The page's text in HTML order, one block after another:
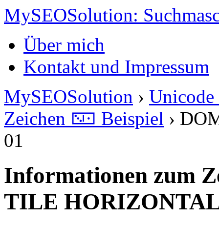
MySEOSolution:
Über mich
Kontakt und Impressum
MySEOSolution › Unicode
Zeichen 🁇 Beispiel ›
01
Informationen zum
TILE